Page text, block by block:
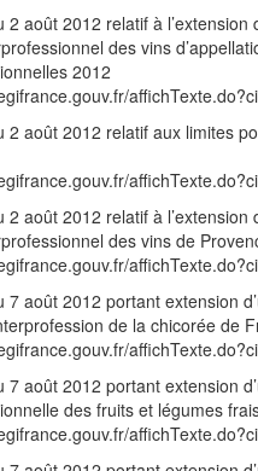
2 août 2012 relatif à
des vins
2012
2 août 2012 relatif aux limites
2 août 2012 relatif à
des vins de
7 août 2012 portant extension
de la chicorée de
7 août 2012 portant extension
des fruits et légumes